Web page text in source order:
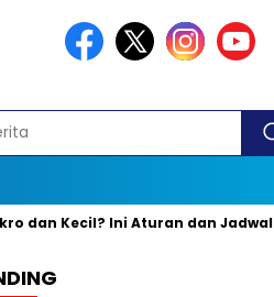
Ini Aturan dan Jadwal Resminya